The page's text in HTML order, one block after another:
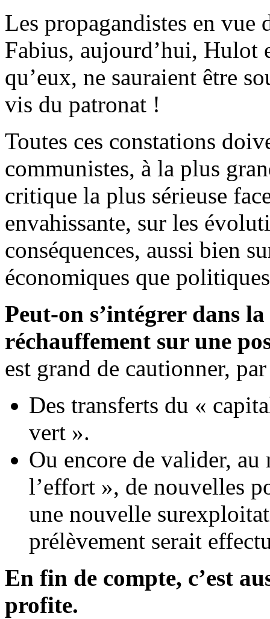
Les propagandistes en vue
Fabius, aujourd’hui, Hulot
qu’eux, ne sauraient être
vis du patronat !
Toutes ces constations
communistes, à la plus
critique la plus sérieuse
envahissante, sur les
conséquences, aussi bien
économiques que
Peut-on s’intégrer dans
réchauffement sur une
est grand de cautionner,
Des transferts du «
vert ».
Ou encore de valider,
l’effort », de nouvelles
une nouvelle
prélèvement serait
En fin de compte, c’est
profite.